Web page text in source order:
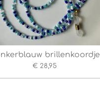
brillenkoordje
€ 28,95